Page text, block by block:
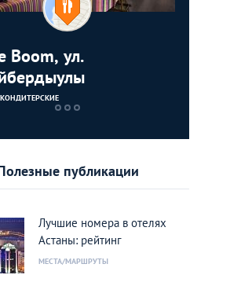
Boom, ул.
публикации
Лучшие номера в отелях
Астаны: рейтинг
МЕСТА/МАРШРУТЫ